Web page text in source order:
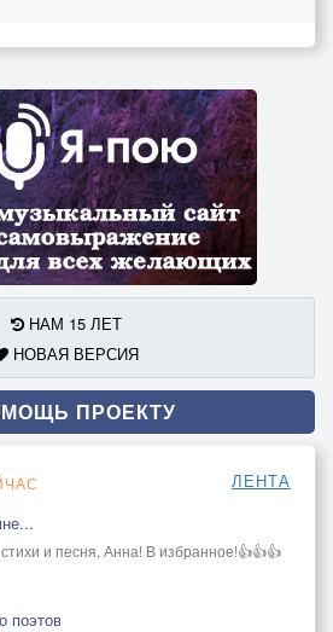
НАМ 15 ЛЕТ
НОВАЯ ВЕРСИЯ
ПРОЕКТУ
ЛЕНТА
и песня, Анна! В избранное!👍👍👍
поэтов